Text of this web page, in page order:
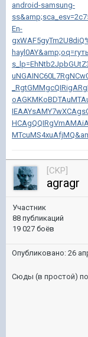
android-samsung-
En-
[CKP]
agragr
Участник
88 публикаций
19 027 боёв
Опубликовано: 26
Сюды (в простой)